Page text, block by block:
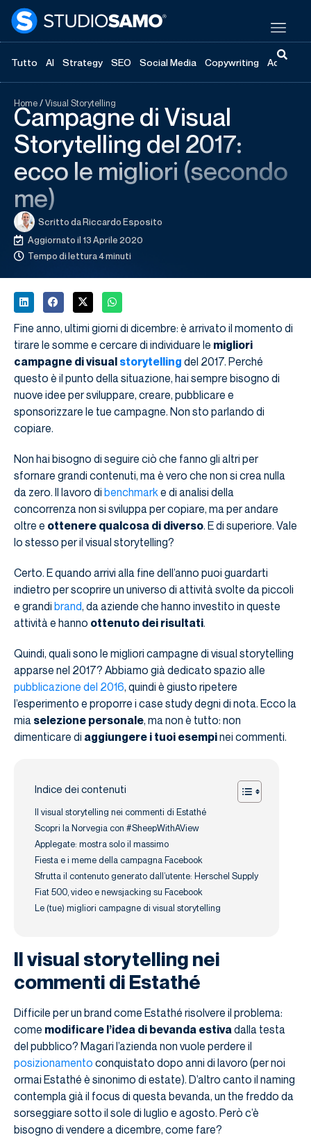
Tutto AI Strategy SEO Social Media Copywriting
Home/Visual Storytelling
Campagne di Visual
Storytelling del 2017:
ecco le migliori (secondo
me)
Scritto daRiccardo Esposito
Aggiornato il 13 Aprile 2020
Tempo di lettura 4 minuti
Fine anno, ultimi giorni di dicembre: è arrivato il momento di
tirare le somme e cercare di individuare le migliori
campagne di visual storytelling del 2017. Perché
questo è il punto della situazione, hai sempre bisogno di
nuove idee per sviluppare, creare, pubblicare e
sponsorizzare le tue campagne. Non sto parlando di
copiare.
Non hai bisogno di seguire ciò che fanno gli altri per
sfornare grandi contenuti, ma è vero che non si crea nulla
da zero. Il lavoro di benchmark e di analisi della
concorrenza non si sviluppa per copiare, ma per andare
oltre e ottenere qualcosa di diverso. E di superiore. Vale
lo stesso per il visual storytelling?
Certo. E quando arrivi alla fine dell’anno puoi guardarti
indietro per scoprire un universo di attività svolte da piccoli
e grandi brand, da aziende che hanno investito in queste
attività e hanno ottenuto dei risultati.
Quindi, quali sono le migliori campagne di visual storytelling
apparse nel 2017? Abbiamo già dedicato spazio alle
pubblicazione del 2016, quindi è giusto ripetere
l’esperimento e proporre i case study degni di nota. Ecco la
mia selezione personale, ma non è tutto: non
dimenticare di aggiungere i tuoi esempinei commenti.
Indice dei contenuti
Il visual storytelling nei commenti di Estathé
Scopri la Norvegia con #SheepWithAView
Applegate: mostra solo il massimo
Fiesta e i meme della campagna Facebook
Sfrutta il contenuto generato dall’utente: Herschel Supply
Fiat 500, video e newsjacking su Facebook
Le (tue) migliori campagne di visual storytelling
Il visual storytelling nei
commenti di Estathé
Difficile per un brand come Estathé risolvere il problema:
come modificare l’idea di bevanda estiva dalla testa
del pubblico? Magari l’azienda non vuole perdere il
posizionamento conquistato dopo anni di lavoro (per noi
ormai Estathé è sinonimo di estate). D’altro canto il naming
contempla già il focus di questa bevanda, un the freddo da
sorseggiare sotto il sole di luglio e agosto. Però c’è
bisogno di vendere a dicembre, come fare?